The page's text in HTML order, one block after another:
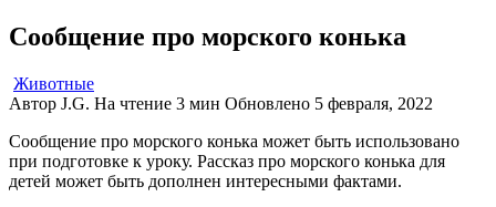
Сообщение про морского конька
Животные
Автор J.G. На чтение 3 мин Обновлено 5 февраля, 2022
Сообщение про морского конька может быть использовано
при подготовке к уроку. Рассказ про морского конька для
детей может быть дополнен интересными фактами.